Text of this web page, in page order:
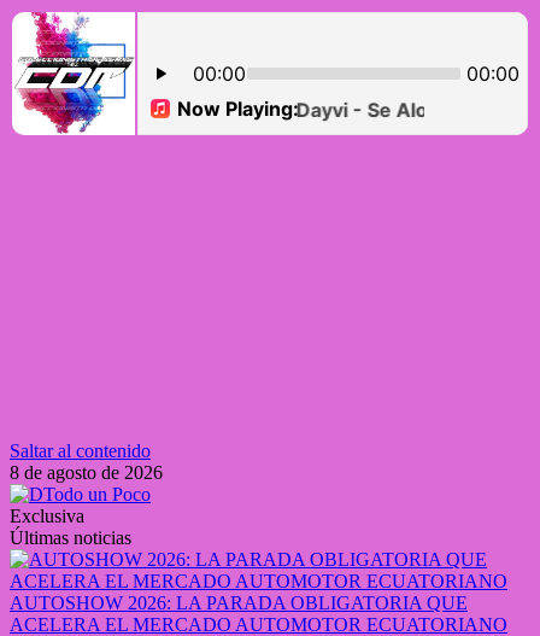
Saltar al contenido
8 de agosto de 2026
Exclusiva
Últimas noticias
AUTOSHOW 2026: LA PARADA OBLIGATORIA QUE
ACELERA EL MERCADO AUTOMOTOR ECUATORIANO